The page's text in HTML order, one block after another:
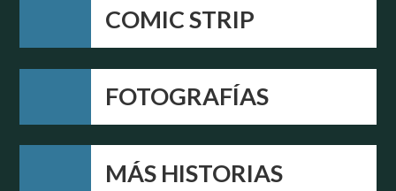
COMIC STRIP
FOTOGRAFÍAS
MÁS HISTORIAS